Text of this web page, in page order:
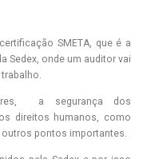
SMETA, que é a
Sedex, onde um auditor vai
a segurança dos
direitos humanos, como
pontos importantes.